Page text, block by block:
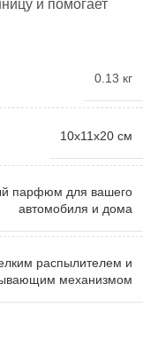
и помогает
0.13 кг
10x11x20 см
парфюм для вашего
автомобиля и дома
распылителем и
механизмом